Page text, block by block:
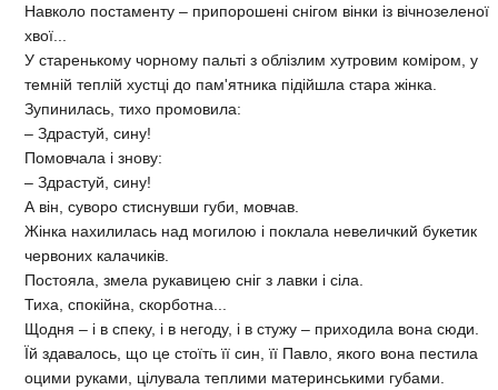
Навколо постаменту – припорошені снігом вінки із вічнозеленої
хвої...
У старенькому чорному пальті з облізлим хутровим коміром, у
темній теплій хустці до пам'ятника підійшла стара жінка.
Зупинилась, тихо промовила:
– Здрастуй, сину!
Помовчала і знову:
– Здрастуй, сину!
А він, суворо стиснувши губи, мовчав.
Жінка нахилилась над могилою і поклала невеличкий букетик
червоних калачиків.
Постояла, змела рукавицею сніг з лавки і сіла.
Тиха, спокійна, скорботна...
Щодня – і в спеку, і в негоду, і в стужу – приходила вона сюди.
Їй здавалось, що це стоїть її син, її Павло, якого вона пестила
оцими руками, цілувала теплими материнськими губами.